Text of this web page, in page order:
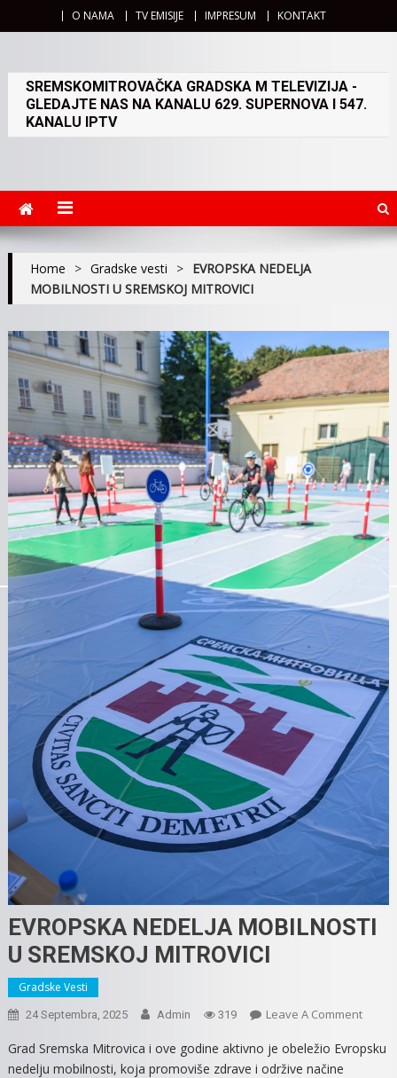
O NAMA TV EMISIJE IMPRESUM KONTAKT
SREMSKOMITROVAČKA GRADSKA M TELEVIZIJA -
GLEDAJTE NAS NA KANALU 629. SUPERNOVA I 547.
KANALU IPTV
Home > Gradske vesti > EVROPSKA NEDELJA
MOBILNOSTI U SREMSKOJ MITROVICI
EVROPSKA NEDELJA MOBILNOSTI
U SREMSKOJ MITROVICI
Gradske Vesti
24 Septembra, 2025 Admin 319 Leave A CommentOn
Grad Sremska Mitrovica i ove godine aktivno je obeležio Evropsku
nedelju mobilnosti, koja promoviše zdrave i održive načine